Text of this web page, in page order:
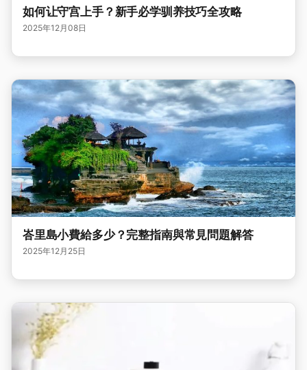
如何让守宫上手？新手必学驯养技巧全攻略
2025年12月08日
峇里島小費給多少？完整指南與常見問題解答
2025年12月25日